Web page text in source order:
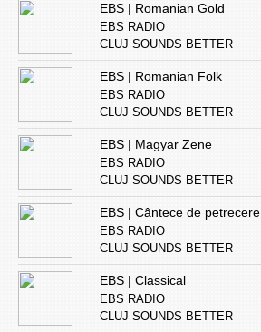
EBS | Romanian Gold
EBS RADIO
CLUJ SOUNDS BETTER
EBS | Romanian Folk
EBS RADIO
CLUJ SOUNDS BETTER
EBS | Magyar Zene
EBS RADIO
CLUJ SOUNDS BETTER
EBS | Cântece de petrecere
EBS RADIO
CLUJ SOUNDS BETTER
EBS | Classical
EBS RADIO
CLUJ SOUNDS BETTER